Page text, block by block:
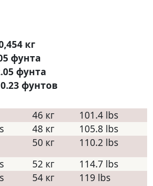
кг
фунта
фунта
фунтов
46 кг
101.4 lbs
48 кг
105.8 lbs
50 кг
110.2 lbs
52 кг
114.7 lbs
54 кг
119 lbs